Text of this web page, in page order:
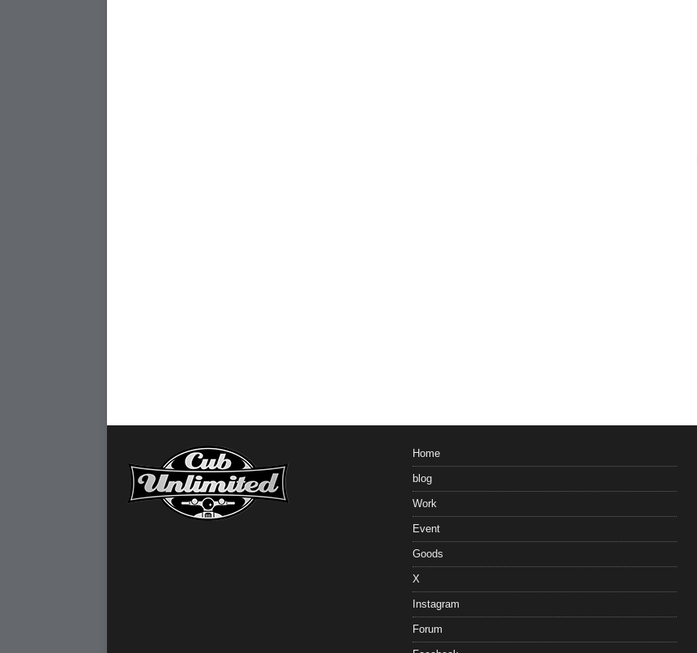
Home
blog
Work
Event
Goods
X
Instagram
Forum